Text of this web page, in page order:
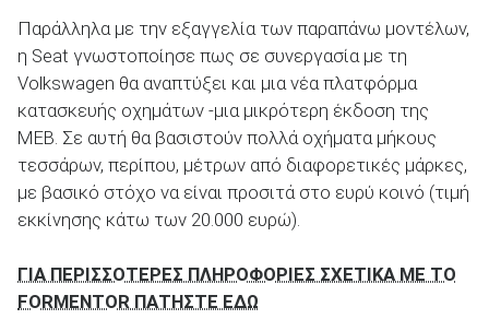
ΑΝΑΖΗΤΗΣΗ
Παράλληλα με την εξαγγελία των παραπάνω μοντέλων,
η Seat γνωστοποίησε πως σε συνεργασία με τη
Volkswagen θα αναπτύξει και μια νέα πλατφόρμα
κατασκευής οχημάτων -μια μικρότερη έκδοση της
MEB. Σε αυτή θα βασιστούν πολλά οχήματα μήκους
τεσσάρων, περίπου, μέτρων από διαφορετικές μάρκες,
με βασικό στόχο να είναι προσιτά στο ευρύ κοινό (τιμή
εκκίνησης κάτω των 20.000 ευρώ).
ΓΙΑ ΠΕΡΙΣΣΟΤΕΡΕΣ ΠΛΗΡΟΦΟΡΙΕΣ ΣΧΕΤΙΚΑ ΜΕ ΤΟ
FORMENTOR ΠΑΤΗΣΤΕ ΕΔΩ